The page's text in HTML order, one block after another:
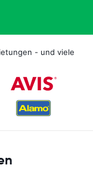
- und viele